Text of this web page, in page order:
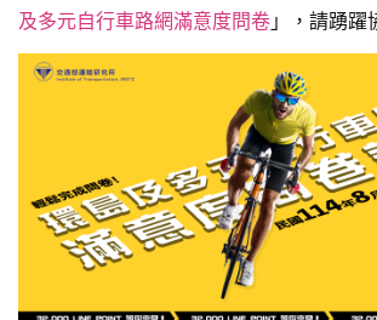
及多元自行車路網滿意度問卷 」，請踴躍